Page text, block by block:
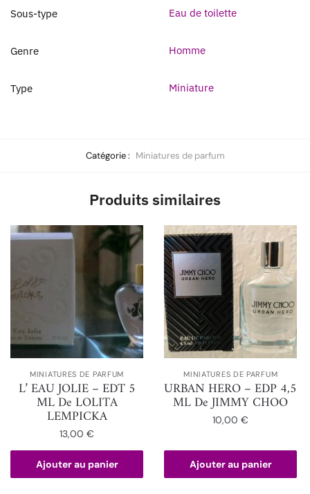
Sous-type Eau de toilette
Genre Homme
Type Miniature
Catégorie : Miniatures de parfum
Produits similaires
MINIATURES DE PARFUM
L’ EAU JOLIE – EDT 5
ML De LOLITA
LEMPICKA
13,00€
Ajouter au panier
MINIATURES DE PARFUM
URBAN HERO – EDP 4,5
ML De JIMMY CHOO
10,00€
Ajouter au panier